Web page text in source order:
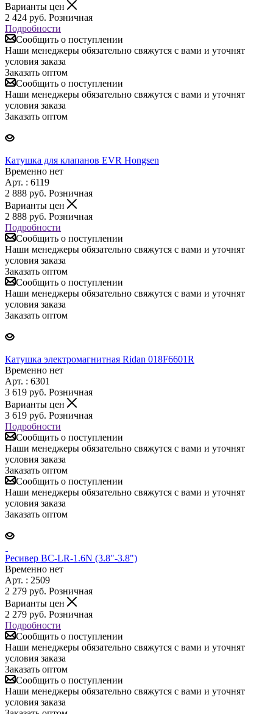
Варианты цен
2 424 руб. Розничная
Подробности
Сообщить о поступлении
Наши менеджеры обязательно свяжутся с вами и уточнят
условия заказа
Заказать оптом
Сообщить о поступлении
Наши менеджеры обязательно свяжутся с вами и уточнят
условия заказа
Заказать оптом
Катушка для клапанов EVR Hongsen
Временно нет
Арт. : 6119
2 888 руб. Розничная
Варианты цен
2 888 руб. Розничная
Подробности
Сообщить о поступлении
Наши менеджеры обязательно свяжутся с вами и уточнят
условия заказа
Заказать оптом
Сообщить о поступлении
Наши менеджеры обязательно свяжутся с вами и уточнят
условия заказа
Заказать оптом
Катушка электромагнитная Ridan 018F6601R
Временно нет
Арт. : 6301
3 619 руб. Розничная
Варианты цен
3 619 руб. Розничная
Подробности
Сообщить о поступлении
Наши менеджеры обязательно свяжутся с вами и уточнят
условия заказа
Заказать оптом
Сообщить о поступлении
Наши менеджеры обязательно свяжутся с вами и уточнят
условия заказа
Заказать оптом
Ресивер ВС-LR-1.6N (3.8"-3.8")
Временно нет
Арт. : 2509
2 279 руб. Розничная
Варианты цен
2 279 руб. Розничная
Подробности
Сообщить о поступлении
Наши менеджеры обязательно свяжутся с вами и уточнят
условия заказа
Заказать оптом
Сообщить о поступлении
Наши менеджеры обязательно свяжутся с вами и уточнят
условия заказа